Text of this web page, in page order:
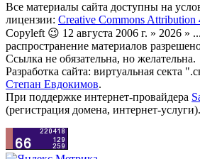
Все материалы сайта доступны на
лицензии: Creative Commons Attribution
Copyleft 😉 12 августа 2006 г. » 2026 »
распространение материалов
Ссылка не обязательна, но желательна.
Разработка сайта: виртуальная секта
Степан Евдокимов.
При поддержке интернет-провайдера
(регистрация домена, интернет-услуги).